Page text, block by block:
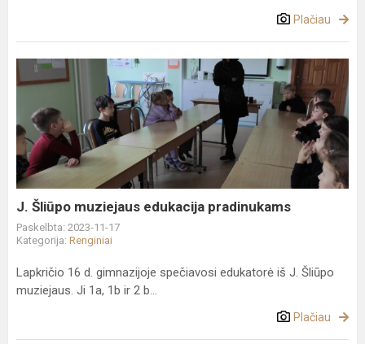
Plačiau
J.
Šliūpo
muziejaus
edukacija
pradinukams
J. Šliūpo muziejaus edukacija pradinukams
Paskelbta: 2023-11-17
Kategorija: Renginiai
Lapkričio 16 d. gimnazijoje spečiavosi edukatorė iš J. Šliūpo
muziejaus. Ji 1a, 1b ir 2 b...
Plačiau